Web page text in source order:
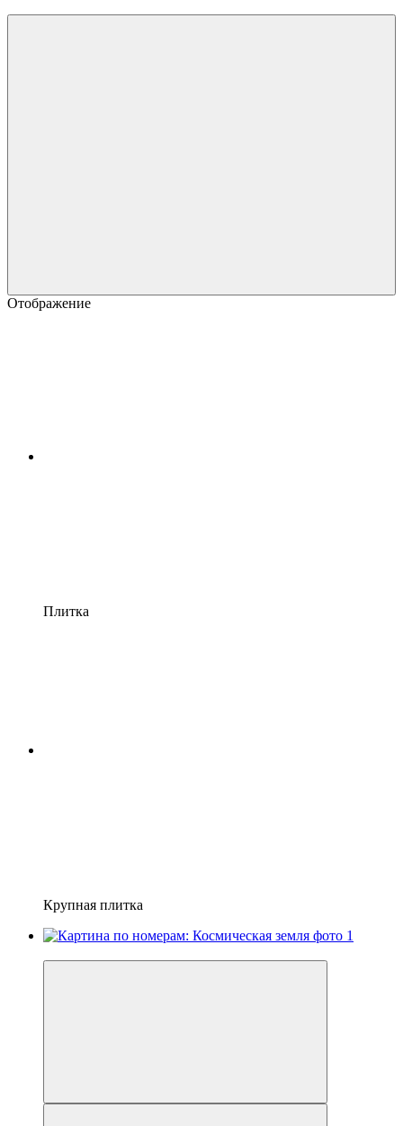
Отображение
Плитка
Крупная плитка